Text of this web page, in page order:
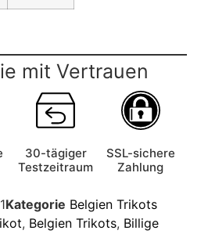
mit Vertrauen
30-tägiger
Testzeitraum
SSL-sichere
Zahlung
Kategorie Belgien Trikots
, Belgien Trikots, Billige